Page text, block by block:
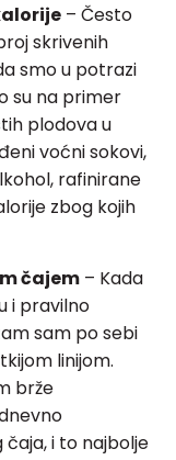
– Često
skrivenih
smo u potrazi
su na primer
plodova u
voćni sokovi,
rafinirane
zbog kojih
čajem – Kada
i pravilno
sam po sebi
linijom.
brže
i to najbolje